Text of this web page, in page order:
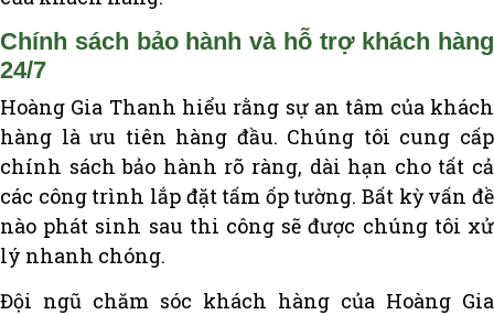
Chính sách bảo hành và hỗ trợ khách hàng
24/7
Hoàng Gia Thanh hiểu rằng sự an tâm của khách
hàng là ưu tiên hàng đầu. Chúng tôi cung cấp
chính sách bảo hành rõ ràng, dài hạn cho tất cả
các công trình lắp đặt tấm ốp tường. Bất kỳ vấn đề
nào phát sinh sau thi công sẽ được chúng tôi xử
lý nhanh chóng.
Đội ngũ chăm sóc khách hàng của Hoàng Gia